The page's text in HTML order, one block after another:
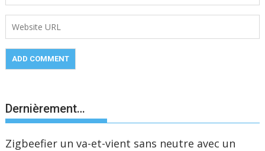
Dernièrement…
Zigbeefier un va-et-vient sans neutre avec un